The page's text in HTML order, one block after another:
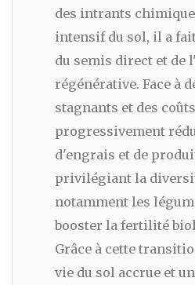
des intrants
intensif du sol, il a
du semis direct et de
régénérative. Face à
stagnants et des
progressivement
d'engrais et de
privilégiant la
notamment les
booster la fertilité
Grâce à cette
vie du sol accrue et